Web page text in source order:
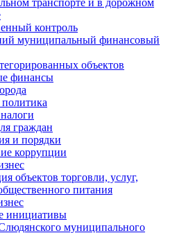
транспорте и в дорожном
контроль
муниципальный финансовый
объектов
финансы
граждан
и порядки
коррупции
объектов торговли, услуг,
питания
инициативы
муниципального